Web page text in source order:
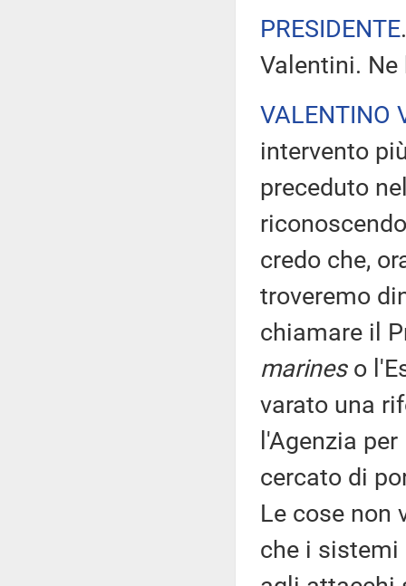
PRESIDENTE
Valentini.
VALENTINO
intervento
preceduto
credo che,
troveremo
chiamare il
marineso
varato una
l'Agenzia
cercato di
Le cose non
che i